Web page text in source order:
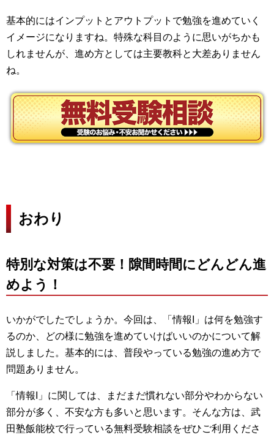
基本的にはインプットとアウトプットで勉強を進めていく
イメージになりますね。特殊な科目のように思いがちかも
しれませんが、進め方としては主要教科と大差ありません
ね。
おわり
特別な対策は不要！隙間時間にどんどん進
めよう！
いかがでしたでしょうか。今回は、「情報I」は何を勉強す
るのか、どの様に勉強を進めていけばいいのかについて解
説しました。基本的には、普段やっている勉強の進め方で
問題ありません。
「情報I」に関しては、まだまだ慣れない部分やわからない
部分が多く、不安な方も多いと思います。そんな方は、武
田塾飯能校で行っている無料受験相談をぜひご利用くださ